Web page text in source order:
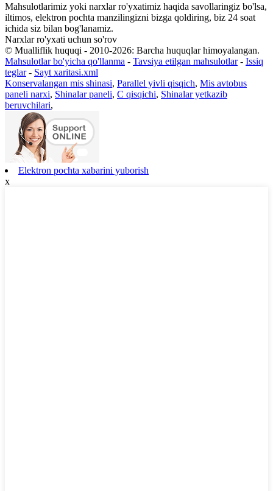
Mahsulotlarimiz yoki narxlar ro'yxatimiz haqida savollaringiz bo'lsa,
iltimos, elektron pochta manzilingizni bizga qoldiring, biz 24 soat
ichida siz bilan bog'lanamiz.
Narxlar ro'yxati uchun so'rov
© Mualliflik huquqi - 2010-2026: Barcha huquqlar himoyalangan.
Mahsulotlar bo'yicha qo'llanma - Tavsiya etilgan mahsulotlar- Issiq
teglar- Sayt xaritasi.xml
Konservalangan mis shinasi, Parallel yivli qisqich, Mis avtobus
paneli narxi, Shinalar paneli, C qisqichi, Shinalar yetkazib
beruvchilari,
Elektron pochta xabarini yuborish
x